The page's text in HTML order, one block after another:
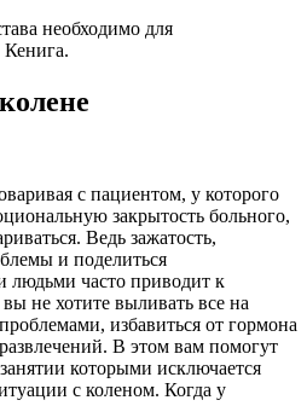
необходимо для
Кенига.
с пациентом, у которого
закрытость больного,
Ведь зажатость,
и поделиться
людьми часто приводит к
не хотите выливать все на
избавиться от гормона
В этом вам помогут
которыми исключается
с коленом. Когда у